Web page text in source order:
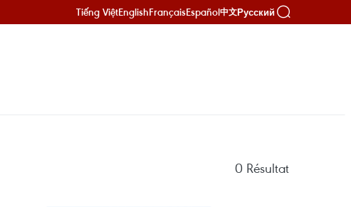
Tiếng ViệtEnglishFrançaisEspañol中文Русский
0 Résultat